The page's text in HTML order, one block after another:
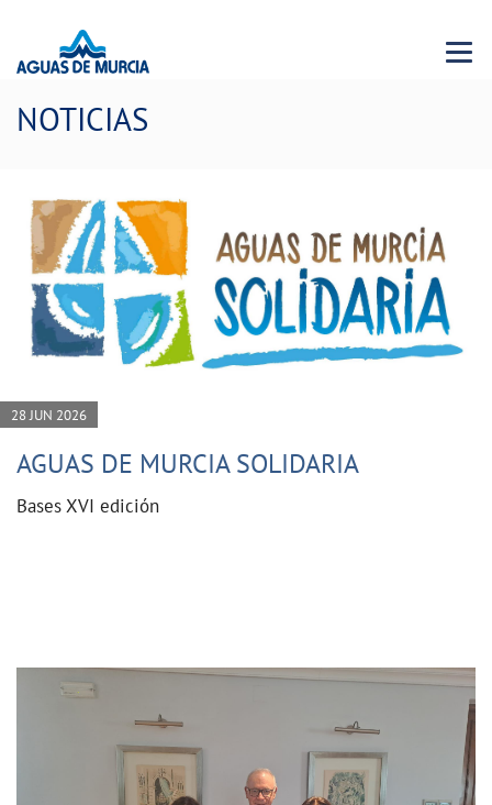
Menu
NOTICIAS
28 JUN 2026
AGUAS DE MURCIA SOLIDARIA
Bases XVI edición